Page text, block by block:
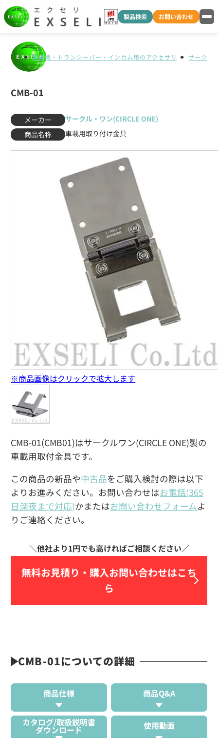
製品検索 お問い合わせ
無線機・トランシーバー・インカム用のアクセサリ サークル
CMB-01
メーカー
サークル・ワン(CIRCLE ONE)
商品名称
車載用取り付け金具
CMB-01(CMB01)はサークルワン(CIRCLE ONE)製の
車載用取付金具です。
この商品の新品や中古品をご購入検討の際は以下
よりお進みください。お問い合わせはお電話(365
日深夜まで対応)かまたはお問い合わせフォームよ
りご連絡ください。
無料お見積り・ 購入お問い合わせはこち
ら
※商品画像はクリックで拡大します
CMB-01についての詳細
商品仕様 商品Q&A
カタログ/取扱説明書
ダウンロード 使用動画